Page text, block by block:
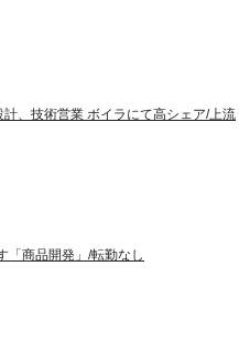
、技術営業 ボイラにて高シェア/上流
「商品開発」/転勤なし